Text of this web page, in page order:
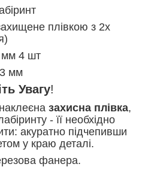
плівкою з 2х
мм 4 шт
мм
Увагу!
захисна плівка,
- її необхідно
акуратно підчепивши
у краю деталі.
фанера.